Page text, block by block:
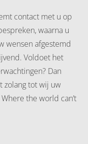
contact met u op
waarna u
wensen afgestemd
Voldoet het
Dan
zolang tot wij uw
the world can’t